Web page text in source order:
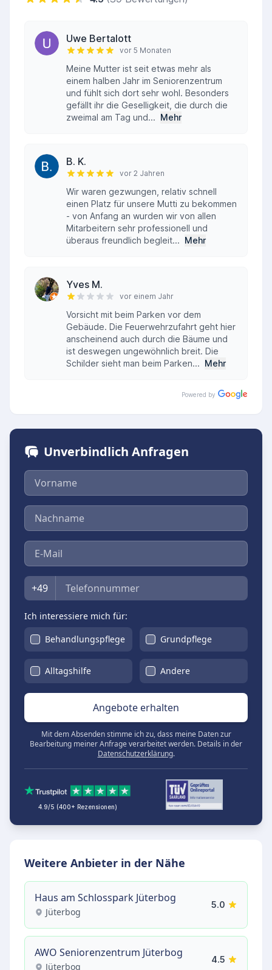
Uwe Bertalott
vor 5 Monaten
Meine Mutter ist seit etwas mehr als
einem halben Jahr im Seniorenzentrum
und fühlt sich dort sehr wohl. Besonders
gefällt ihr die Geselligkeit, die durch die
zweimal am Tag und... Mehr
B. K.
vor 2 Jahren
Wir waren gezwungen, relativ schnell
einen Platz für unsere Mutti zu bekommen
- von Anfang an wurden wir von allen
Mitarbeitern sehr professionell und
überaus freundlich begleit... Mehr
Yves M.
vor einem Jahr
Vorsicht mit beim Parken vor dem
Gebäude. Die Feuerwehrzufahrt geht hier
anscheinend auch durch die Bäume und
ist deswegen ungewöhnlich breit. Die
Schilder sieht man beim Parken... Mehr
Powered by
Unverbindlich Anfragen
Vorname
Nachname
E-Mail
Telefon
+49
Ich interessiere mich für:
Behandlungspflege
Grundpflege
Alltagshilfe Andere
Angebote erhalten
Mit dem Absenden stimme ich zu, dass meine Daten zur
Bearbeitung meiner Anfrage verarbeitet werden. Details in der
Datenschutzerklärung.
4.9/5 (400+ Rezensionen)
Weitere Anbieter in der Nähe
Haus am Schlosspark Jüterbog
Jüterbog
5.0
AWO Seniorenzentrum Jüterbog
Jüterbog
4.5